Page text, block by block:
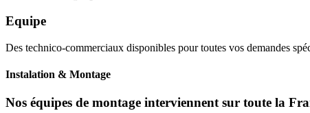
Equipe
Des technico-commerciaux disponibles pour toutes vos demandes
Instalation & Montage
Nos équipes de montage interviennent sur toute la